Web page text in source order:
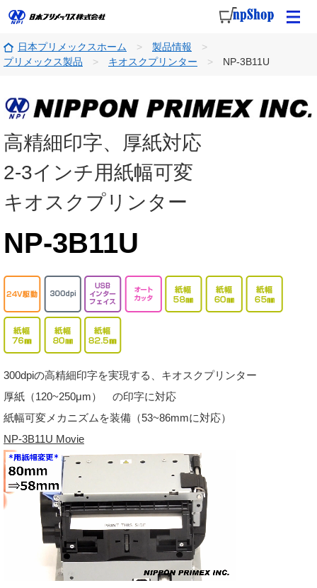
日本プリメックスホーム
製品情報
プリメックス製品
キオスクプリンター NP-3B11U
高精細印字、厚紙対応
2-3インチ用紙幅可変
キオスクプリンター
NP-3B11U
300dpiの高精細印字を実現する、キオスクプリンター
厚紙（120~250μm） の印字に対応
紙幅可変メカニズムを装備（53~86mmに対応）
NP-3B11U Movie